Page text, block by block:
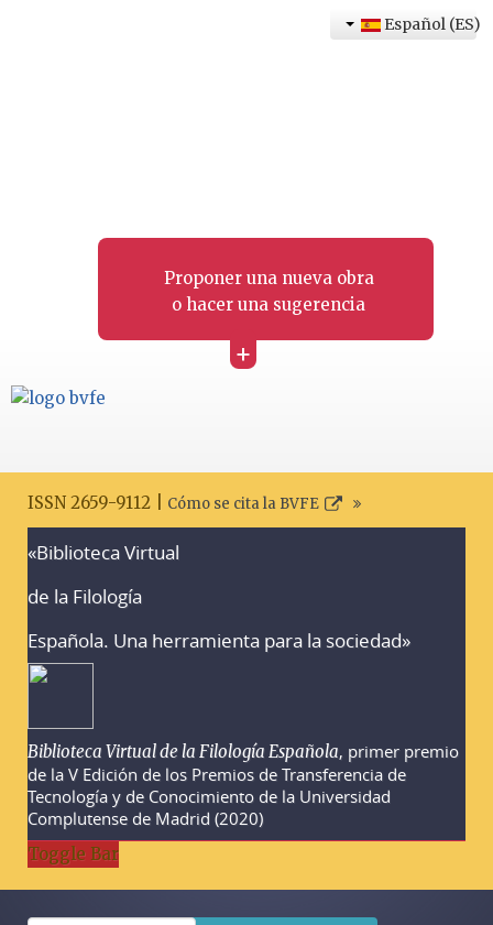
Proponer una nueva obra
o hacer una sugerencia
+
Español (ES)
ISSN 2659-9112 | Cómo se cita la BVFE
«Biblioteca Virtual
de la Filología
Española. Una herramienta para la sociedad»
Biblioteca Virtual de la Filología Española, primer premio
de la V Edición de los Premios de Transferencia de
Tecnología y de Conocimiento de la Universidad
Complutense de Madrid (2020)
Toggle Bar